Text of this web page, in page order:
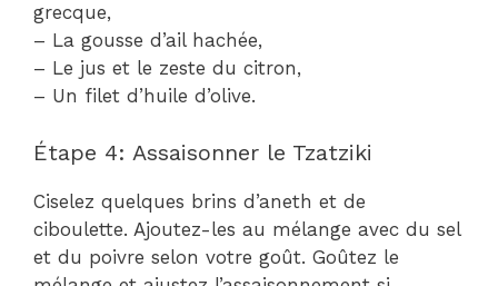
grecque,
– La gousse d’ail hachée,
– Le jus et le zeste du citron,
– Un filet d’huile d’olive.
Étape 4: Assaisonner le Tzatziki
Ciselez quelques brins d’aneth et de
ciboulette. Ajoutez-les au mélange avec du sel
et du poivre selon votre goût. Goûtez le